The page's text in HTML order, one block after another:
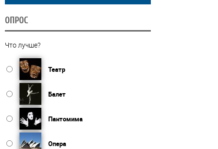
ОПРОС
Что лучше?
Театр
Балет
Пантомима
Опера